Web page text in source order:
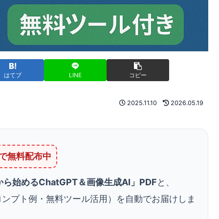
はてブ LINE コピー
2025.11.10 2026.05.19
無料配布中
始めるChatGPT＆画像生成AI」PDFと、
プト例・無料ツール活用）を自動でお届けしま